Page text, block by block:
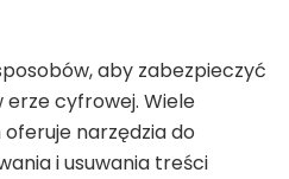
aby zabezpieczyć
cyfrowej. Wiele
narzędzia do
i usuwania treści